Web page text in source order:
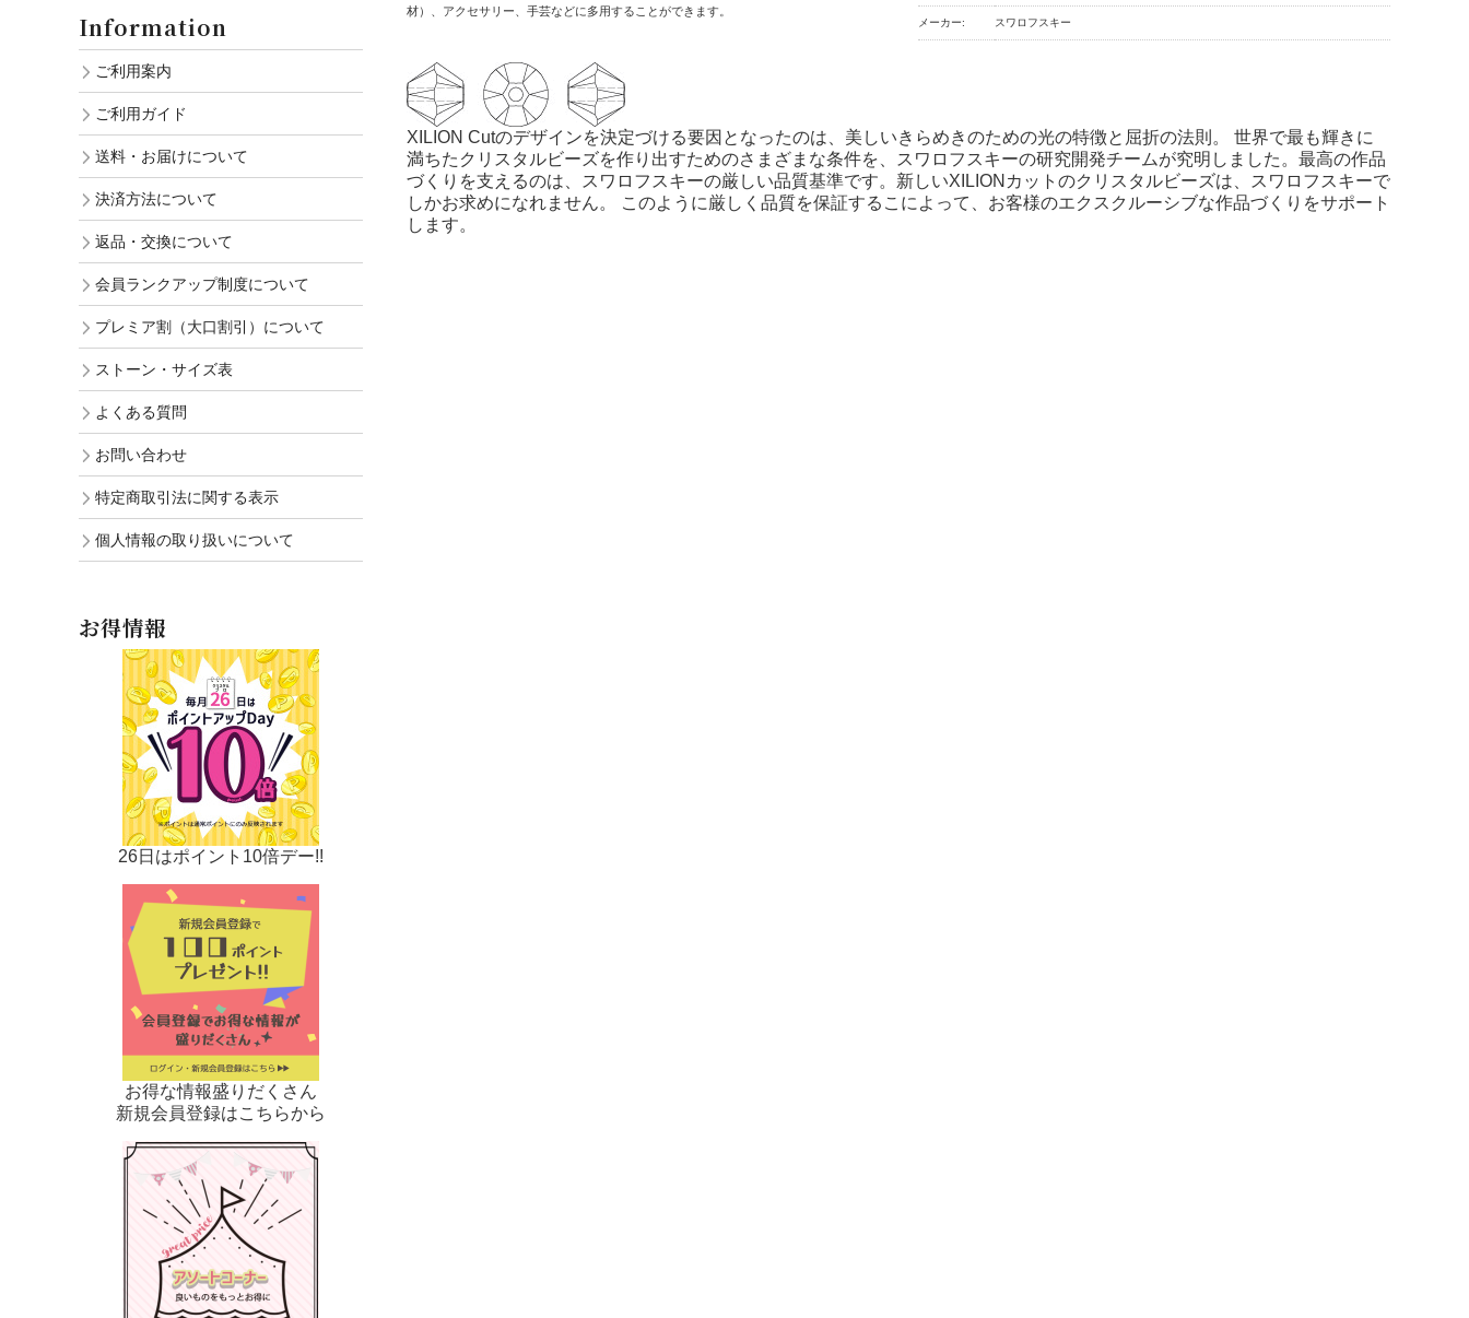
材）、アクセサリー、手芸などに多用することができます。
メーカー: スワロフスキー
XILION Cutのデザインを決定づける要因となったのは、美しいきらめきのための光の特徴と屈折の法則。 世界で最も輝きに
満ちたクリスタルビーズを作り出すためのさまざまな条件を、スワロフスキーの研究開発チームが究明しました。最高の作品
づくりを支えるのは、スワロフスキーの厳しい品質基準です。新しいXILIONカットのクリスタルビーズは、スワロフスキーで
しかお求めになれません。 このように厳しく品質を保証するこによって、お客様のエクスクルーシブな作品づくりをサポート
します。
Information
ご利用案内
ご利用ガイド
送料・お届けについて
決済方法について
返品・交換について
会員ランクアップ制度について
プレミア割（大口割引）について
ストーン・サイズ表
よくある質問
お問い合わせ
特定商取引法に関する表示
個人情報の取り扱いについて
お得情報
26日はポイント10倍デー!!
お得な情報盛りだくさん
新規会員登録はこちらから